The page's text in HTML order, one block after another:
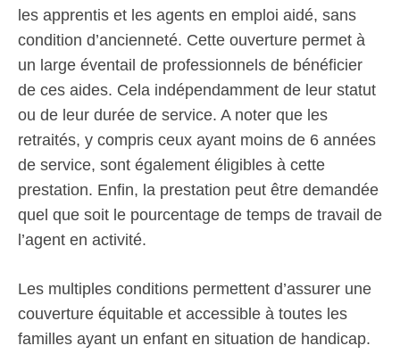
les apprentis et les agents en emploi aidé, sans
condition d’ancienneté. Cette ouverture permet à
un large éventail de professionnels de bénéficier
de ces aides. Cela indépendamment de leur statut
ou de leur durée de service. A noter que les
retraités, y compris ceux ayant moins de 6 années
de service, sont également éligibles à cette
prestation. Enfin, la prestation peut être demandée
quel que soit le pourcentage de temps de travail de
l’agent en activité.
Les multiples conditions permettent d’assurer une
couverture équitable et accessible à toutes les
familles ayant un enfant en situation de handicap.